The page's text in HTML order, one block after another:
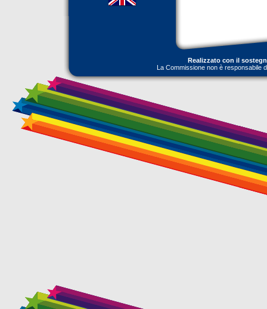
Realizzato con il
La Commissione non è responsabile